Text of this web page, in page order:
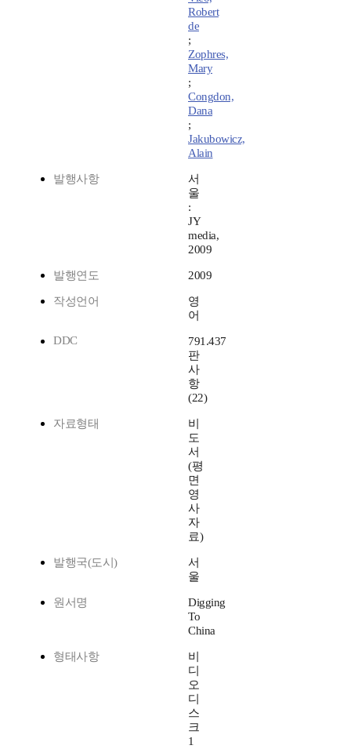
Robert
de
;
Zophres,
Mary
;
Congdon,
Dana
;
Jakubowicz,
Alain
발행사항
서
울
:
JY
media,
2009
발행연도 2009
작성언어
영
어
DDC
791.437
판
사
항
(22)
자료형태
비
도
서
(평
면
영
사
자
료)
발행국(도시)
서
울
원서명
Digging
To
China
형태사항
비
디
오
디
스
크
1